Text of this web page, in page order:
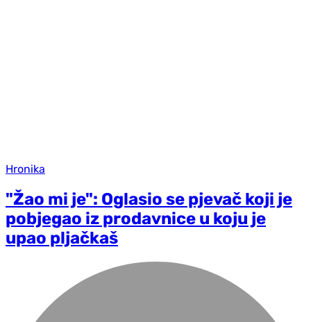
Hronika
"Žao mi je": Oglasio se pjevač koji je
pobjegao iz prodavnice u koju je
upao pljačkaš